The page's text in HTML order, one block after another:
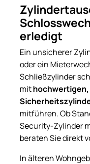
erledigt
Ein unsicherer
oder ein
Schließzylinder
mit
mitführen. Ob
Security-Zylinder
beraten Sie direkt
In älteren